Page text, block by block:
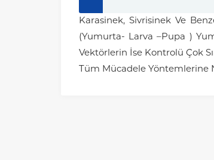
Karasinek, Sivrisinek Ve
(Yumurta- Larva –Pupa )
Vektörlerin İse Kontrolü Çok
Tüm Mücadele Yöntemlerine